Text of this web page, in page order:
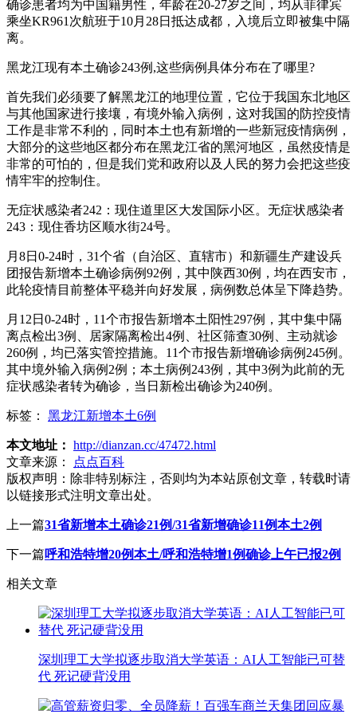
确诊患者均为中国籍男性，年龄在20-27岁之间，均从菲律宾
乘坐KR961次航班于10月28日抵达成都，入境后立即被集中隔
离。
黑龙江现有本土确诊243例,这些病例具体分布在了哪里?
首先我们必须要了解黑龙江的地理位置，它位于我国东北地区
与其他国家进行接壤，有境外输入病例，这对我国的防控疫情
工作是非常不利的，同时本土也有新增的一些新冠疫情病例，
大部分的这些地区都分布在黑龙江省的黑河地区，虽然疫情是
非常的可怕的，但是我们党和政府以及人民的努力会把这些疫
情牢牢的控制住。
无症状感染者242：现住道里区大发国际小区。无症状感染者
243：现住香坊区顺水街24号。
月8日0-24时，31个省（自治区、直辖市）和新疆生产建设兵
团报告新增本土确诊病例92例，其中陕西30例，均在西安市，
此轮疫情目前整体平稳并向好发展，病例数总体呈下降趋势。
月12日0-24时，11个市报告新增本土阳性297例，其中集中隔
离点检出3例、居家隔离检出4例、社区筛查30例、主动就诊
260例，均已落实管控措施。11个市报告新增确诊病例245例。
其中境外输入病例2例；本土病例243例，其中3例为此前的无
症状感染者转为确诊，当日新检出确诊为240例。
标签： 黑龙江新增本土6例
本文地址： http://dianzan.cc/47472.html
文章来源：
点点百科
版权声明： 除非特别标注，否则均为本站原创文章，转载时请
以链接形式注明文章出处。
上一篇31省新增本土确诊21例/31省新增确诊11例本土2例
下一篇呼和浩特增20例本土/呼和浩特增1例确诊上午已报2例
相关文章
深圳理工大学拟逐步取消大学英语：AI人工智能已可替
代 死记硬背没用